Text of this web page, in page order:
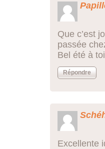
Que c’est
passée
Bel été à
Répondre
Excellente